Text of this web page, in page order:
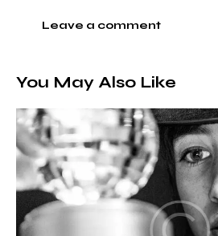
You May Also Like